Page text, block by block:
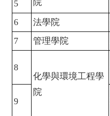
院
5
6
法學院
7
管理學院
8
化學與環境工程學
院
9